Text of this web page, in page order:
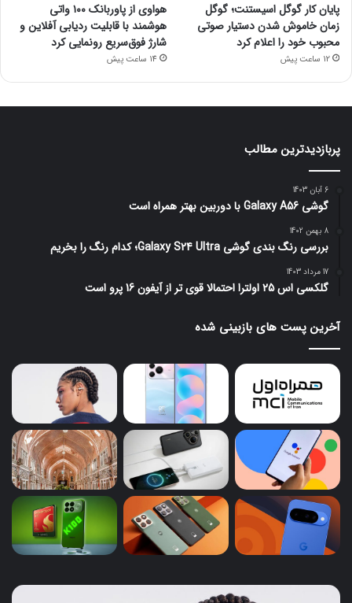
پایان کار گوگل اسیستنت؛ گوگل
زمان خاموش شدن دستیار صوتی
محبوب خود را اعلام کرد
12 ساعت پیش
هواوی از پاوربانک ۱۰۰ واتی
هوشمند با قابلیت ردیابی آفلاین و
شارژ فوق‌سریع رونمایی کرد
14 ساعت پیش
پربازدیدترین مطالب
6 آبان 1403
گوشی Galaxy A56 با دوربین بهتر همراه است
8 بهمن 1402
بررسی رنگ بندی گوشی Galaxy S24 Ultra؛ کدام رنگ را بخریم
17 مرداد 1403
گلکسی اس 25 اولترا احتمالا قوی تر از آیفون 16 پرو است
آخرین پست های بازبینی شده
ایرباد